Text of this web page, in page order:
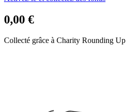
0,00 €
Collecté grâce à Charity Rounding Up